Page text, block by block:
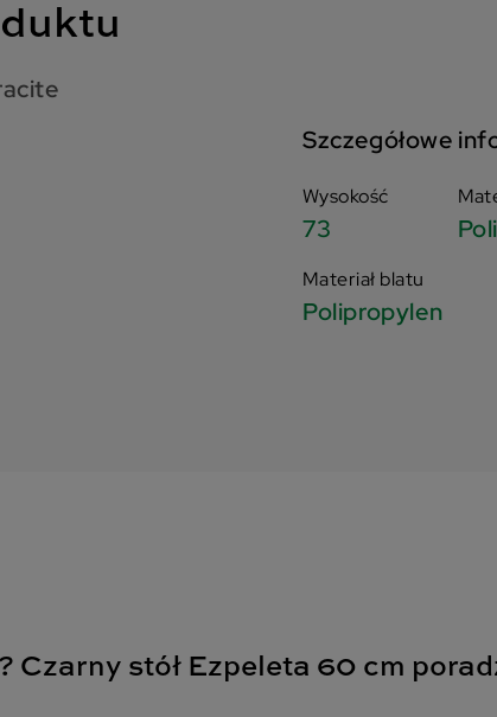
Szczegółowe
Wysokość
73
Materiał blatu
Polipropylen
Czarny stół Ezpeleta 60 cm